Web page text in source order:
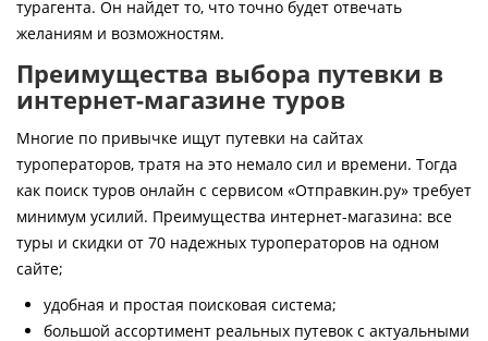
турагента. Он найдет то, что точно будет отвечать
желаниям и возможностям.
Преимущества выбора путевки в
интернет-магазине туров
Многие по привычке ищут путевки на сайтах
туроператоров, тратя на это немало сил и времени. Тогда
как поиск туров онлайн с сервисом «Отправкин.ру» требует
минимум усилий. Преимущества интернет-магазина: все
туры и скидки от 70 надежных туроператоров на одном
сайте;
удобная и простая поисковая система;
большой ассортимент реальных путевок с актуальными